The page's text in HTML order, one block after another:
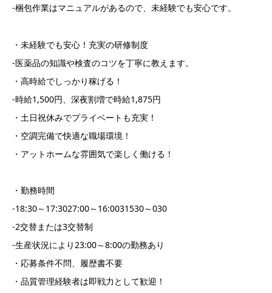
-梱包作業はマニュアルがあるので、未経験でも安心です。
・未経験でも安心！充実の研修制度
-医薬品の知識や検査のコツを丁寧に教えます。
・高時給でしっかり稼げる！
-時給1,500円、深夜割増で時給1,875円
・土日祝休みでプライベートも充実！
・空調完備で快適な職場環境！
・アットホームな雰囲気で楽しく働ける！
・勤務時間
-18:30～17:3027:00～16:0031530～030
-2交替または3交替制
-生産状況により23:00～8:00の勤務あり
・応募条件不問、履歴書不要
・品質管理経験者は即戦力として歓迎！